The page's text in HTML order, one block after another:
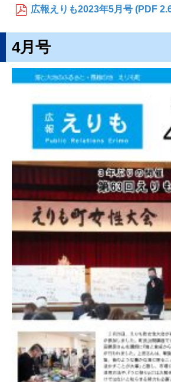
広報えりも2023年5月号 (PDF
4月号